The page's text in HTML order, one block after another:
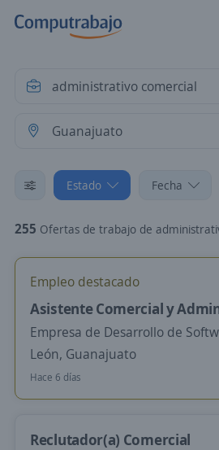
Estado Fecha
255 Ofertas de trabajo de administrativo comercial en
Empleo destacado
Asistente Comercial y
Empresa de Desarrollo de
León, Guanajuato
Hace 6 días
Reclutador(a) Comercial